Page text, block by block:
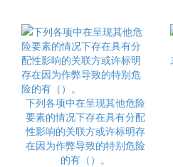
下列各项中在呈现其他危险
要素的情况下存在具有分配
性影响的关联方或许标明存
在因为作弊导致的特别危险
的有（）。